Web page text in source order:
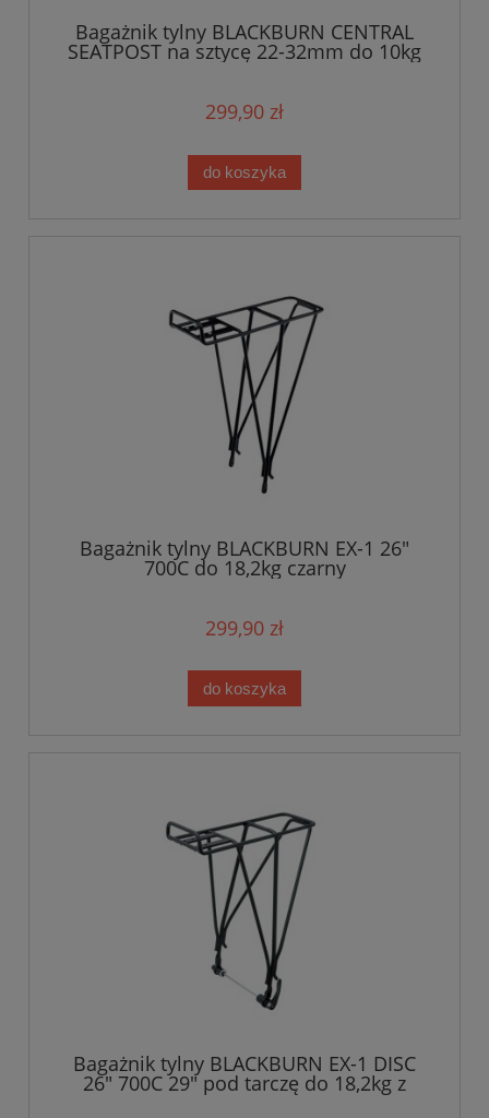
Bagażnik tylny BLACKBURN CENTRAL
SEATPOST na sztycę 22-32mm do 10kg
czarny
299,90 zł
do koszyka
Bagażnik tylny BLACKBURN EX-1 26"
700C do 18,2kg czarny
299,90 zł
do koszyka
Bagażnik tylny BLACKBURN EX-1 DISC
26" 700C 29" pod tarczę do 18,2kg z
zaciskiem czarny